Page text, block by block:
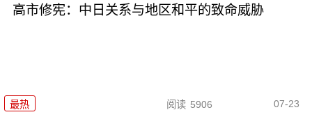
高市修宪：中日关系与地区和平的致命威胁
最热 阅读 5906 07-23